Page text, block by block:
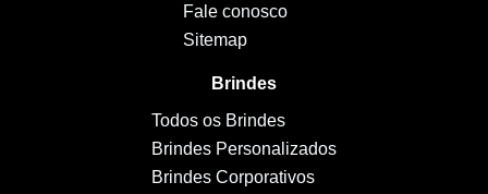
Fale conosco
Sitemap
Brindes
Todos os Brindes
Brindes Personalizados
Brindes Corporativos